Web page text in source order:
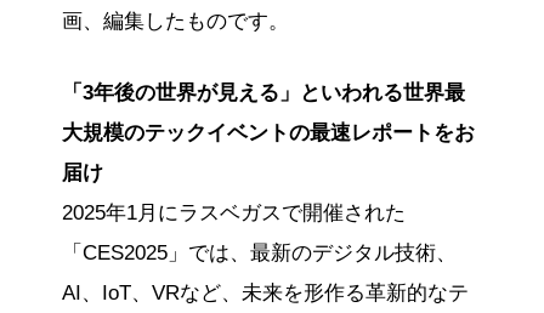
画、編集したものです。
「3年後の世界が見える」といわれる世界最
大規模のテックイベントの最速レポートをお
届け
2025年1月にラスベガスで開催された
「CES2025」では、最新のデジタル技術、
AI、IoT、VRなど、未来を形作る革新的なテ